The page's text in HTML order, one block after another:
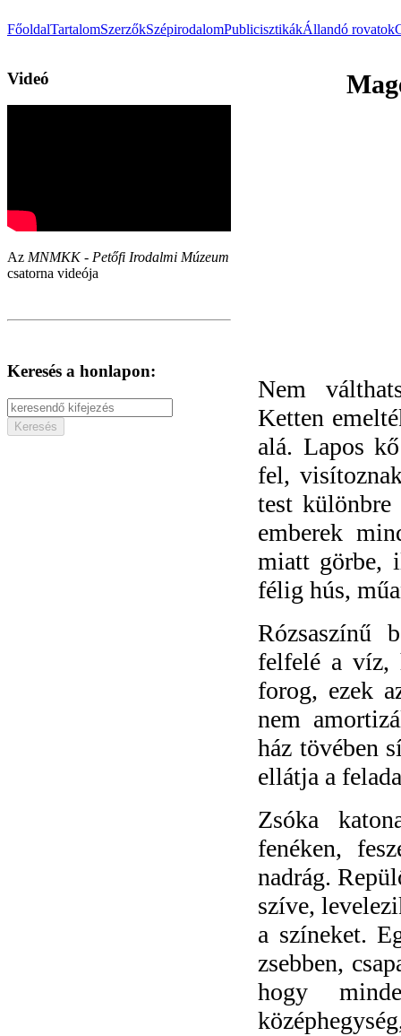
FőoldalTartalomSzerzőkSzépirodalomPublicisztikákÁllandó rovatok
Videó
Az MNMKK - Petőfi Irodalmi Múzeum
csatorna videója
Keresés a honlapon:
Nem
Ketten
alá. Lapos
fel,
test
emberek
miatt görbe,
félig hús,
Rózsaszínű
felfelé a víz,
forog, ezek
nem
ház tövében
ellátja a
Zsóka
fenéken,
nadrág.
szíve,
a színeket.
zsebben,
hogy